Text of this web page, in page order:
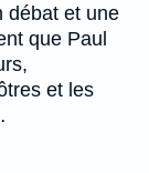
débat et une
que Paul
et les